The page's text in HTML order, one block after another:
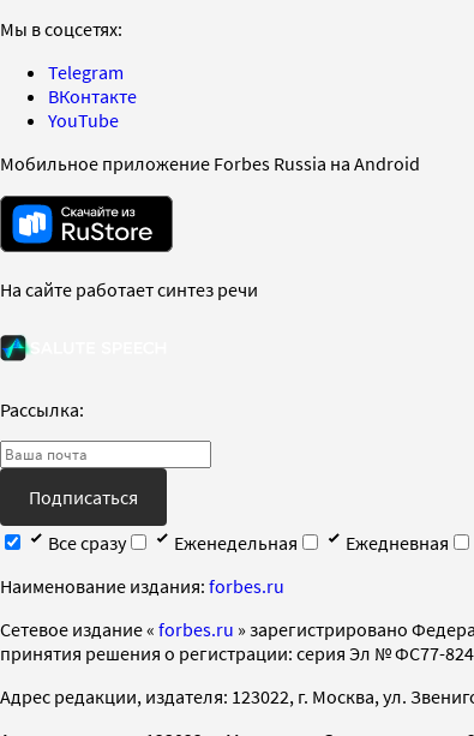
Мы в соцсетях:
Telegram
ВКонтакте
YouTube
Мобильное приложение Forbes Russia на Android
На сайте работает синтез речи
Рассылка:
Подписаться
Все сразу
Еженедельная Ежедневная
Наименование издания: forbes.ru
Cетевое издание « forbes.ru » зарегистрировано
принятия решения о регистрации: серия Эл № ФС77-
Адрес редакции, издателя: 123022, г. Москва, ул.